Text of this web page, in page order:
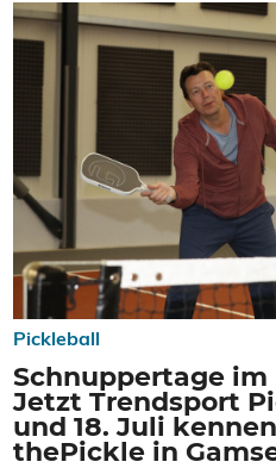
Pickleball
Schnuppertage im
Jetzt Trendsport
und 18. Juli
thePickle in